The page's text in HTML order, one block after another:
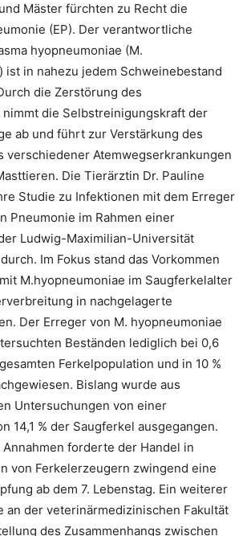
Mäster fürchten zu Recht die
(EP). Der verantwortliche
hyopneumoniae (M.
ist in nahezu jedem Schweinebestand
die Zerstörung des
die Selbstreinigungskraft der
ab und führt zur Verstärkung des
verschiedener Atemwegserkrankungen
Die Tierärztin Dr. Pauline
Studie zu Infektionen mit dem Erreger
Pneumonie im Rahmen einer
Ludwig-Maximilian-Universität
Im Fokus stand das Vorkommen
M.hyopneumoniae im Saugferkelalter
in nachgelagerte
Der Erreger von M. hyopneumoniae
Beständen lediglich bei 0,6
Ferkelpopulation und in 10 %
Bislang wurde aus
Untersuchungen von einer
14,1 % der Saugferkel ausgegangen.
forderte der Handel in
von Ferkelerzeugern zwingend eine
ab dem 7. Lebenstag. Ein weiterer
an der veterinärmedizinischen Fakultät
des Zusammenhangs zwischen